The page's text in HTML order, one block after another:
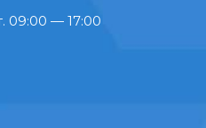
09:00 — 17:00